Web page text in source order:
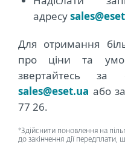
адресу
Для отримання
про ціни та
звертайтесь за
sales@eset.ua або
77 26.
*Здійснити поновлення на
до закінчення дії